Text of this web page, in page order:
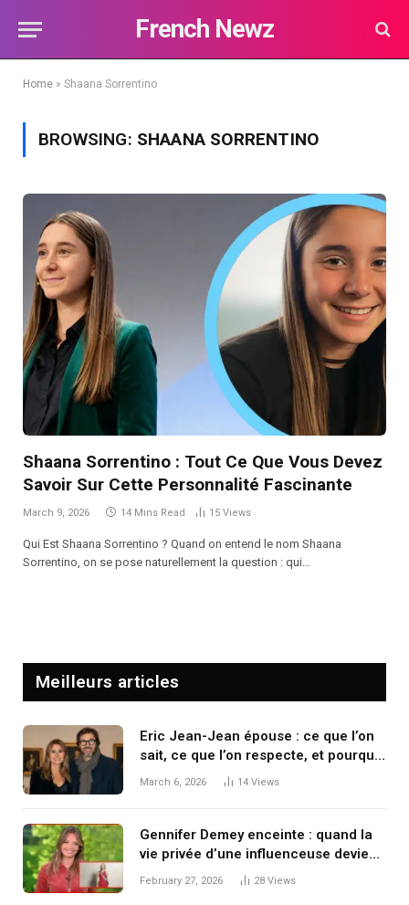
French Newz
Home » Shaana Sorrentino
BROWSING: SHAANA SORRENTINO
Shaana Sorrentino : Tout Ce Que Vous Devez
Savoir Sur Cette Personnalité Fascinante
March 9, 2026 14 Mins Read 15 Views
Qui Est Shaana Sorrentino ? Quand on entend le nom Shaana
Sorrentino, on se pose naturellement la question : qui…
Meilleurs articles
Eric Jean-Jean épouse : ce que l’on
sait, ce que l’on respecte, et pourquoi
le sujet intrigue autant
March 6, 2026 14 Views
Gennifer Demey enceinte : quand la
vie privée d’une influenceuse devient
un sujet public
February 27, 2026 28 Views